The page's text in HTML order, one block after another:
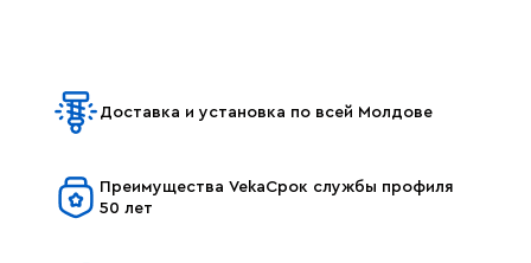
Доставка и установка по всей Молдове
Преимущества VekaСрок службы профиля
50 лет